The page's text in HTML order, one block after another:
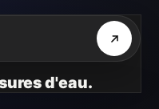
d'eau.